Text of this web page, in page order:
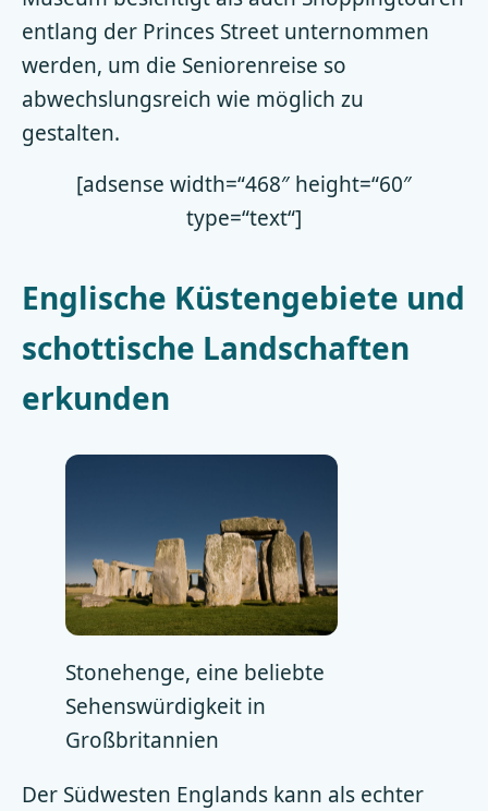
entlang der Princes Street unternommen
werden, um die Seniorenreise so
abwechslungsreich wie möglich zu
gestalten.
[adsense width=“468″ height=“60″
type=“text“]
Englische Küstengebiete und
schottische Landschaften
erkunden
Stonehenge, eine beliebte
Sehenswürdigkeit in
Großbritannien
Der Südwesten Englands kann als echter